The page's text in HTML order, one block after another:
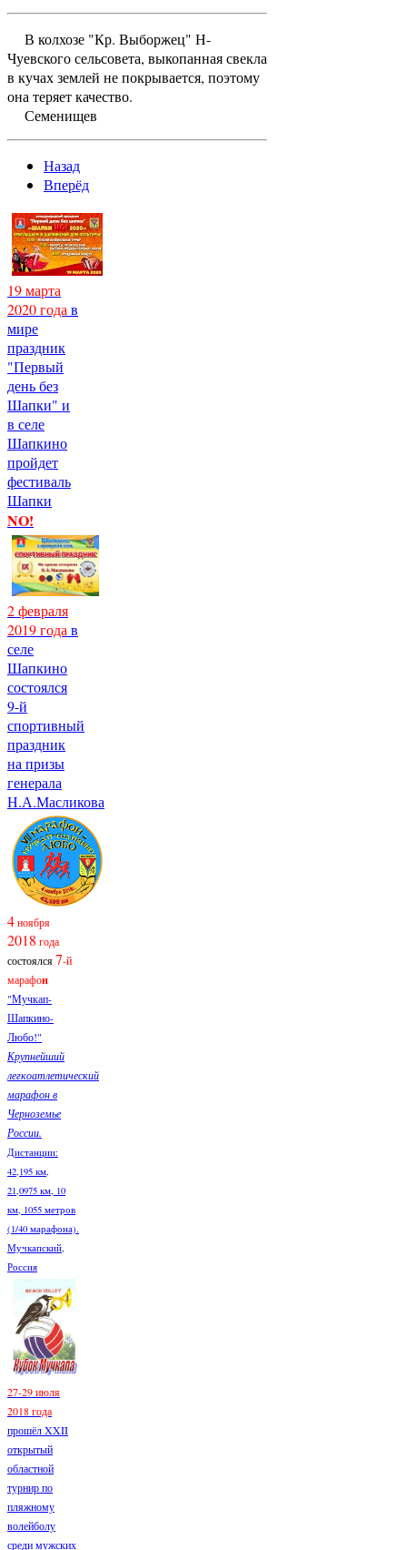
В колхозе "Кр. Выборжец" Н-
Чуевского сельсовета, выкопанная свекла
в кучах землей не покрывается, поэтому
она теряет качество.
Семенищев
Назад
Вперёд
19 марта
2020 годав
мире
праздник
"Первый
день без
Шапки" и
в селе
Шапкино
пройдет
фестиваль
Шапки
NO!
2 февраля
2019 годав
селе
Шапкино
состоялся
9-й
спортивный
праздник
на призы
генерала
Н.А.Масликова
4ноября
2018 года
состоялся7-й
марафон
"Мучкап-
Шапкино-
Любо!"
Крупнейший
легкоатлетический
марафон в
Черноземье
России.
Дистанции:
42,195 км,
21,0975 км, 10
км, 1055 метров
(1/40 марафона).
Мучкапский,
Россия
27-29 июля
2018 года
прошёл XXII
открытый
областной
турнир по
пляжному
волейболу
среди мужских